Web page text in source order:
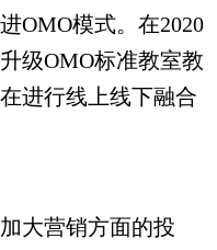
模式。在2020
级OMO标准教室教
进行线上线下融合
大营销方面的投